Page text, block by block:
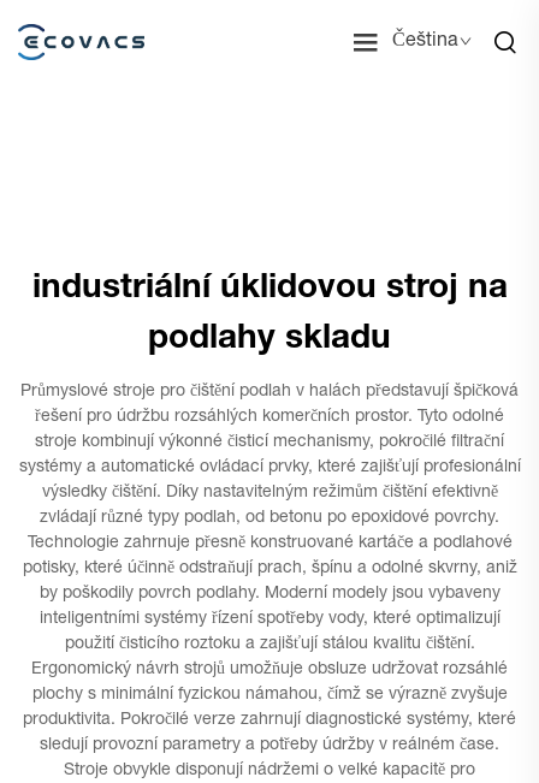
Čeština
industriální úklidovou stroj na
podlahy skladu
Průmyslové stroje pro čištění podlah v halách představují špičková
řešení pro údržbu rozsáhlých komerčních prostor. Tyto odolné
stroje kombinují výkonné čisticí mechanismy, pokročilé filtrační
systémy a automatické ovládací prvky, které zajišťují profesionální
výsledky čištění. Díky nastavitelným režimům čištění efektivně
zvládají různé typy podlah, od betonu po epoxidové povrchy.
Technologie zahrnuje přesně konstruované kartáče a podlahové
potisky, které účinně odstraňují prach, špínu a odolné skvrny, aniž
by poškodily povrch podlahy. Moderní modely jsou vybaveny
inteligentními systémy řízení spotřeby vody, které optimalizují
použití čisticího roztoku a zajišťují stálou kvalitu čištění.
Ergonomický návrh strojů umožňuje obsluze udržovat rozsáhlé
plochy s minimální fyzickou námahou, čímž se výrazně zvyšuje
produktivita. Pokročilé verze zahrnují diagnostické systémy, které
sledují provozní parametry a potřeby údržby v reálném čase.
Stroje obvykle disponují nádržemi o velké kapacitě pro